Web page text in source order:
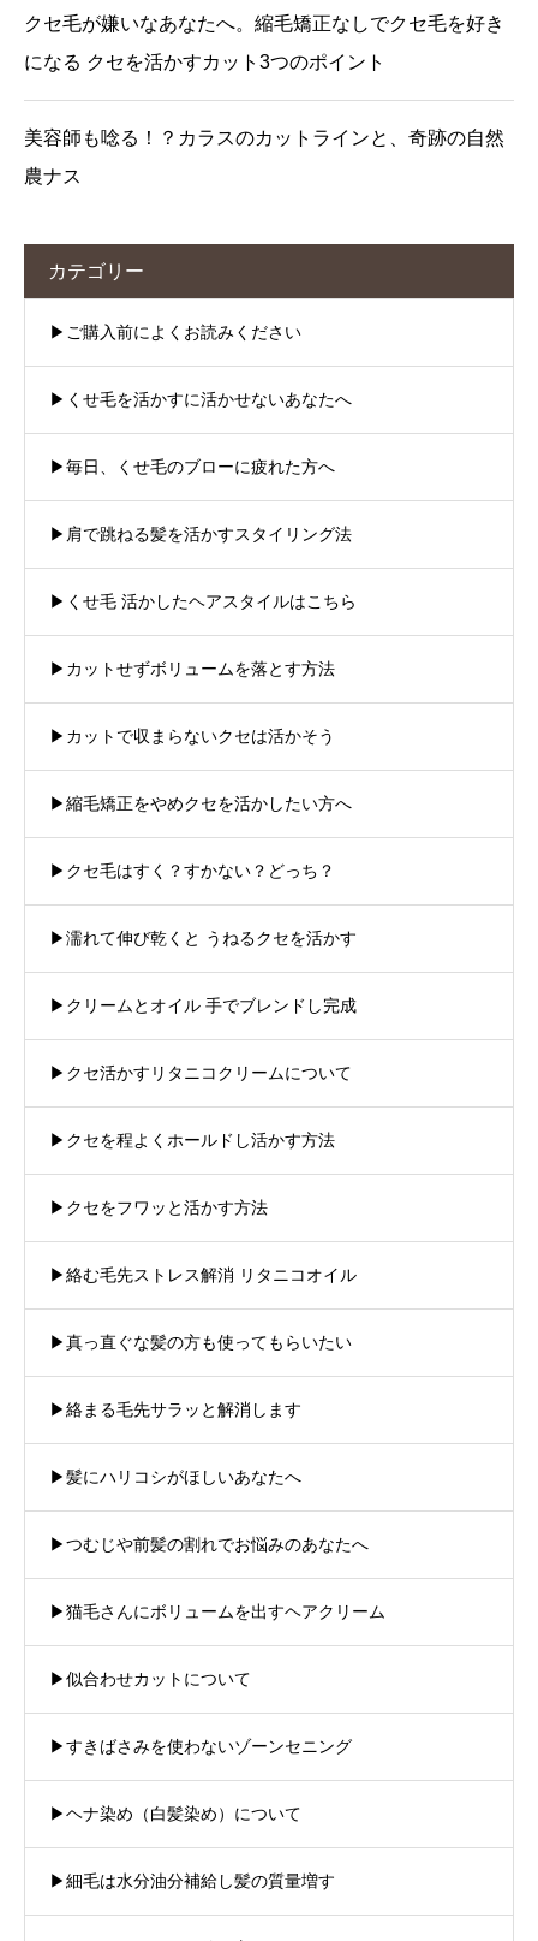
クセ毛が嫌いなあなたへ。縮毛矯正なしでクセ毛を好き
になる クセを活かすカット3つのポイント
美容師も唸る！？カラスのカットラインと、奇跡の自然
農ナス
カテゴリー
▶︎ご購入前によくお読みください
▶︎くせ毛を活かすに活かせないあなたへ
▶︎毎日、くせ毛のブローに疲れた方へ
▶︎肩で跳ねる髪を活かすスタイリング法
▶︎くせ毛 活かしたヘアスタイルはこちら
▶︎カットせずボリュームを落とす方法
▶︎カットで収まらないクセは活かそう
▶︎縮毛矯正をやめクセを活かしたい方へ
▶︎クセ毛はすく？すかない？どっち？
▶︎濡れて伸び乾くと うねるクセを活かす
▶︎クリームとオイル 手でブレンドし完成
▶︎クセ活かすリタニコクリームについて
▶︎クセを程よくホールドし活かす方法
▶︎クセをフワッと活かす方法
▶︎絡む毛先ストレス解消 リタニコオイル
▶︎真っ直ぐな髪の方も使ってもらいたい
▶︎絡まる毛先サラッと解消します
▶︎髪にハリコシがほしいあなたへ
▶︎つむじや前髪の割れでお悩みのあなたへ
▶︎猫毛さんにボリュームを出すヘアクリーム
▶︎似合わせカットについて
▶︎すきばさみを使わないゾーンセニング
▶︎ヘナ染め（白髪染め）について
▶︎細毛は水分油分補給し髪の質量増す